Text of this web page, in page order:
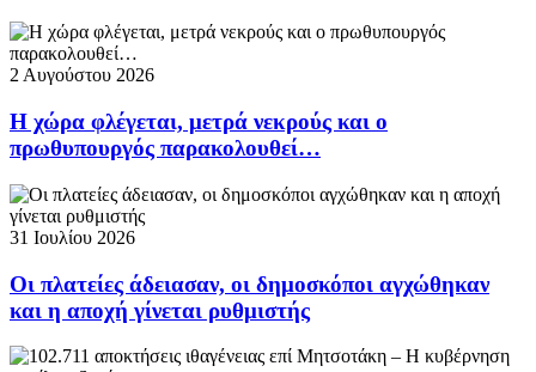
2 Αυγούστου 2026
Η χώρα φλέγεται, μετρά νεκρούς και ο
πρωθυπουργός παρακολουθεί…
31 Ιουλίου 2026
Οι πλατείες άδειασαν, οι δημοσκόποι αγχώθηκαν
και η αποχή γίνεται ρυθμιστής